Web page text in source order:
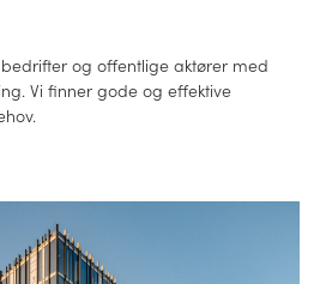
og offentlige aktører med
Vi finner gode og effektive